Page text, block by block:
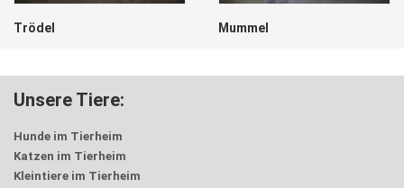
Trödel Mummel
Unsere Tiere:
Hunde im Tierheim
Katzen im Tierheim
Kleintiere im Tierheim